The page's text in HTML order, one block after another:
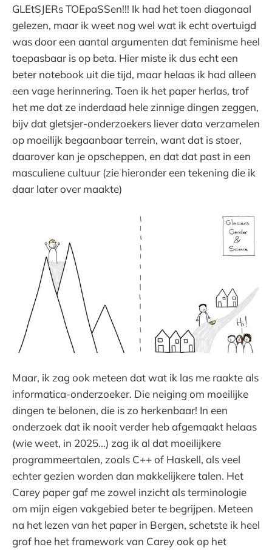
GLEtSJERs TOEpaSSen!!! Ik had het toen diagonaal
gelezen, maar ik weet nog wel wat ik echt overtuigd
was door een aantal argumenten dat feminisme heel
toepasbaar is op beta. Hier miste ik dus echt een
beter notebook uit die tijd, maar helaas ik had alleen
een vage herinnering. Toen ik het paper herlas, trof
het me dat ze inderdaad hele zinnige dingen zeggen,
bijv dat gletsjer-onderzoekers liever data verzamelen
op moeilijk begaanbaar terrein, want dat is stoer,
daarover kan je opscheppen, en dat dat past in een
masculiene cultuur (zie hieronder een tekening die ik
daar later over maakte)
Maar, ik zag ook meteen dat wat ik las me raakte als
informatica-onderzoeker. Die neiging om moeilijke
dingen te belonen, die is zo herkenbaar! In een
onderzoek dat ik nooit verder heb afgemaakt helaas
(wie weet, in 2025...) zag ik al dat moeilijkere
programmeertalen, zoals C++ of Haskell, als veel
echter gezien worden dan makkelijkere talen. Het
Carey paper gaf me zowel inzicht als terminologie
om mijn eigen vakgebied beter te begrijpen. Meteen
na het lezen van het paper in Bergen, schetste ik heel
grof hoe het framework van Carey ook op het